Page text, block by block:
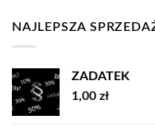
NAJLEPSZA
ZADATEK
1,00 zł